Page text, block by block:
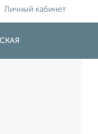
Личный кабинет